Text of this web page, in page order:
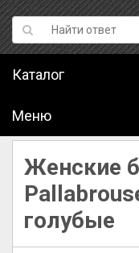
Каталог
Меню
Женские
голубые